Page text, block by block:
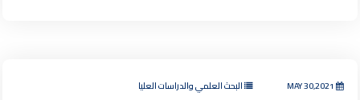
البحث العلمي والدراسات العليا